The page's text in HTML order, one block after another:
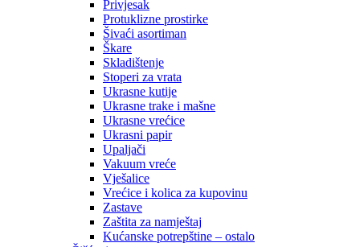
Privjesak
Protuklizne prostirke
Šivaći asortiman
Škare
Skladištenje
Stoperi za vrata
Ukrasne kutije
Ukrasne trake i mašne
Ukrasne vrećice
Ukrasni papir
Upaljači
Vakuum vreće
Vješalice
Vrećice i kolica za kupovinu
Zastave
Zaštita za namještaj
Kućanske potrepštine – ostalo